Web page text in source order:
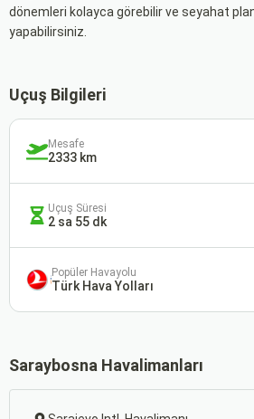
dönemleri kolayca görebilir ve seyahat
yapabilirsiniz.
Uçuş Bilgileri
Mesafe
2333 km
Uçuş Süresi
2 sa 55 dk
Popüler Havayolu
Türk Hava Yolları
Saraybosna Havalimanları